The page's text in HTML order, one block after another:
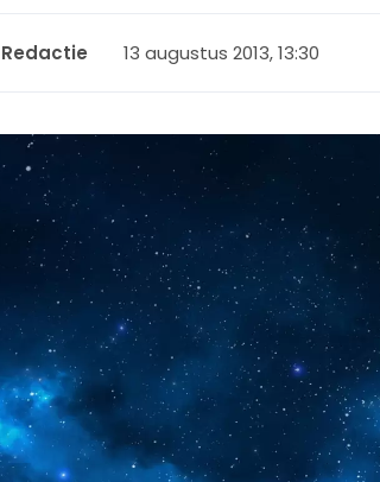
Redactie 13 augustus 2013, 13:30